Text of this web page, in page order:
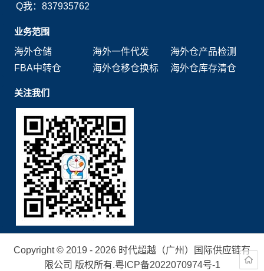
Q我：837935762
业务范围
海外仓储
海外一件代发
海外仓产品检测
FBA中转仓
海外仓移仓换标 海外仓库存清仓
关注我们
Copyright © 2019 - 2026 时代超越（广州）国际供应链有
限公司 版权所有.粤ICP备2022070974号-1